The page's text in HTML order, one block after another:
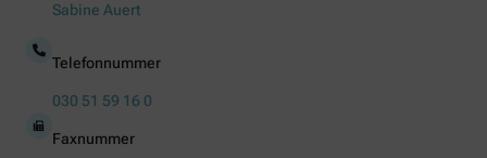
Sabine Auert
Telefonnummer
030 51 59 16 0
Faxnummer